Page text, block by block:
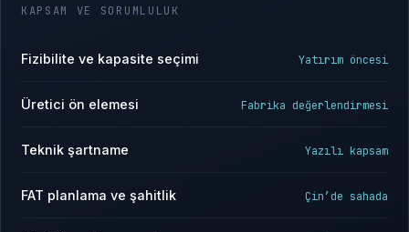
KAPSAM VE SORUMLULUK
Fizibilite ve kapasite seçimi Yatırım öncesi
Üretici ön elemesi Fabrika değerlendirmesi
Teknik şartname Yazılı kapsam
FAT planlama ve şahitlik Çin’de sahada